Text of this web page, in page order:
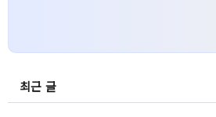
최근 글